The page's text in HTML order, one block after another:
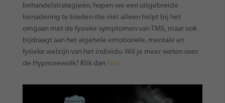
behandelstrategieën, hopen we een uitgebreide
benadering te bieden die niet alleen helpt bij het
omgaan met de fysieke symptomen van TMS, maar ook
bijdraagt aan het algehele emotionele, mentale en
fysieke welzijn van het individu. Wil je meer weten over
de Hypnosewolk? Klik dan hier.